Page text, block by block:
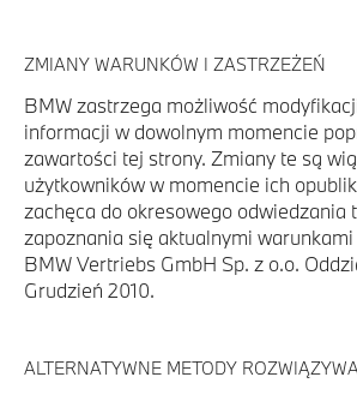
ZMIANY WARUNKÓW I ZASTRZEŻEŃ
BMW zastrzega możliwość
informacji w dowolnym momencie
zawartości tej strony. Zmiany te są
użytkowników w momencie ich
zachęca do okresowego odwiedzania
zapoznania się aktualnymi
BMW Vertriebs GmbH Sp. z o.o.
Grudzień 2010.
ALTERNATYWNE METODY